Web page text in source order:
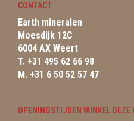
CONTACT
Earth mineralen
Moesdijk 12C
6004 AX Weert
T. +31 495 62 66 98
M. +31 6 50 52 57 47
OPENINGSTIJDEN WINKEL DEZE